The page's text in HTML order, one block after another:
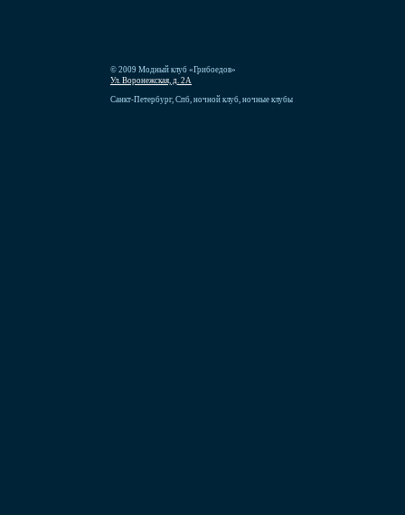
© 2009 Модный клуб «Грибоедов»
Ул. Воронежская, д. 2А
Санкт-Петербург, Спб, ночной клуб, ночные клубы